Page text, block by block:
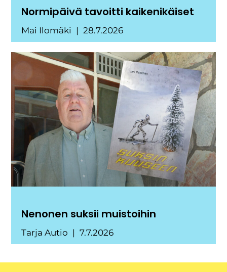
Normipäivä tavoitti kaikenikäiset
Mai Ilomäki 28.7.2026
Nenonen suksii muistoihin
Tarja Autio 7.7.2026